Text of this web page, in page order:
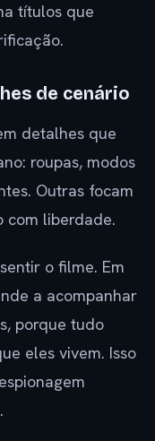
títulos que
de cenário
detalhes que
roupas, modos
Outras focam
com liberdade.
o filme. Em
a acompanhar
porque tudo
eles vivem. Isso